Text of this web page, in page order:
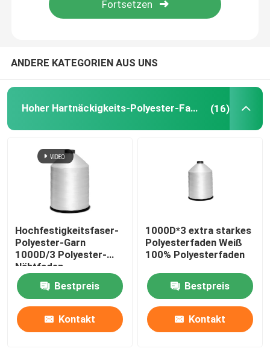
Qualitätskontrolle
Kontakt mit uns
Hoher Hartnäckigkeits-Polyester-Faden
Gewebe aus Polyesterfilament mit hoher Festigkeit
Hochfeste Polyesterfaden Farbfaden
ANDERE KATEGORIEN AUS UNS
Hoher Hartnäckigkeits-Polyester-Faden (16)
Hochfestigkeitsfaser-
Polyester-Garn
1000D/3 Polyester-
Nähtfaden
Bestpreis
Kontakt
1000D*3 extra starkes
Polyesterfaden Weiß
100% Polyesterfaden
Bestpreis
Kontakt